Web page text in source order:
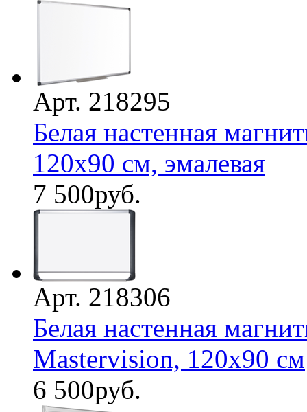
Арт. 218295
Белая настенная
120х90 см, эмалевая
7 500руб.
Арт. 218306
Белая настенная
Mastervision, 120х90 см
6 500руб.